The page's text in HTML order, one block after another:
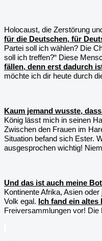
Holocaust, die Zerstörung
für die Deutschen, für
Partei soll ich wählen? Die
soll ich treffen?“ Diese
fällen, denn erst dadurch
möchte ich dir heute durch
Kaum jemand wusste,
König lässt mich in seinen
Zwischen den Frauen im
Situation befand sich Ester.
ausgesprochen wichtig!
Und das ist auch meine
Kontinente Afrika, Asien
Volk egal. Ich fand ein
Freiversammlungen vor!